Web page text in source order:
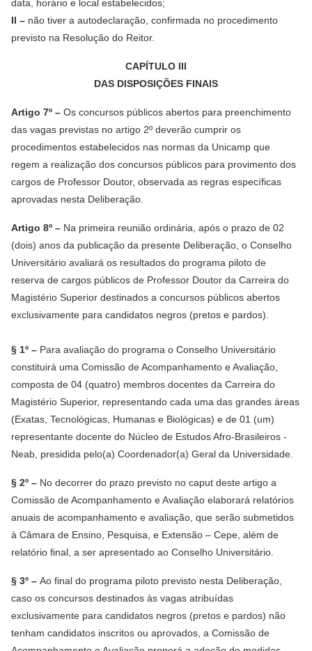
data, horário e local estabelecidos;
II – não tiver a autodeclaração, confirmada no procedimento
previsto na Resolução do Reitor.
CAPÍTULO III
DAS DISPOSIÇÕES FINAIS
Artigo 7º – Os concursos públicos abertos para preenchimento
das vagas previstas no artigo 2º deverão cumprir os
procedimentos estabelecidos nas normas da Unicamp que
regem a realização dos concursos públicos para provimento dos
cargos de Professor Doutor, observada as regras específicas
aprovadas nesta Deliberação.
Artigo 8º – Na primeira reunião ordinária, após o prazo de 02
(dois) anos da publicação da presente Deliberação, o Conselho
Universitário avaliará os resultados do programa piloto de
reserva de cargos públicos de Professor Doutor da Carreira do
Magistério Superior destinados a concursos públicos abertos
exclusivamente para candidatos negros (pretos e pardos).
§ 1º – Para avaliação do programa o Conselho Universitário
constituirá uma Comissão de Acompanhamento e Avaliação,
composta de 04 (quatro) membros docentes da Carreira do
Magistério Superior, representando cada uma das grandes áreas
(Exatas, Tecnológicas, Humanas e Biológicas) e de 01 (um)
representante docente do Núcleo de Estudos Afro-Brasileiros -
Neab, presidida pelo(a) Coordenador(a) Geral da Universidade.
§ 2º – No decorrer do prazo previsto no caput deste artigo a
Comissão de Acompanhamento e Avaliação elaborará relatórios
anuais de acompanhamento e avaliação, que serão submetidos
à Câmara de Ensino, Pesquisa, e Extensão – Cepe, além de
relatório final, a ser apresentado ao Conselho Universitário.
§ 3º – Ao final do programa piloto previsto nesta Deliberação,
caso os concursos destinados às vagas atribuídas
exclusivamente para candidatos negros (pretos e pardos) não
tenham candidatos inscritos ou aprovados, a Comissão de